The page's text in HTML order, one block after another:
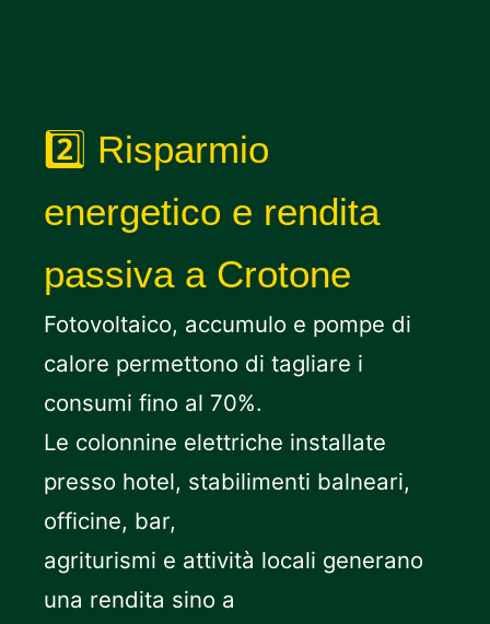
2️⃣ Risparmio
energetico e rendita
passiva a Crotone
Fotovoltaico, accumulo e pompe di
calore permettono di tagliare i
consumi fino al 70%.
Le colonnine elettriche installate
presso hotel, stabilimenti balneari,
officine, bar,
agriturismi e attività locali generano
una rendita sino a